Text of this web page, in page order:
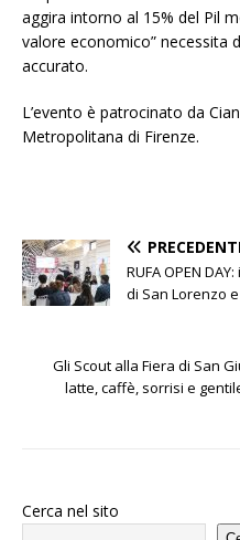
aggira intorno al 15% del Pil
valore economico” necessita
accurato.
L’evento è patrocinato da
Metropolitana di Firenze.
RUFA OPEN
di San Lorenzo
Gli Scout alla Fiera di San
latte, caffè, sorrisi e
Cerca nel sito